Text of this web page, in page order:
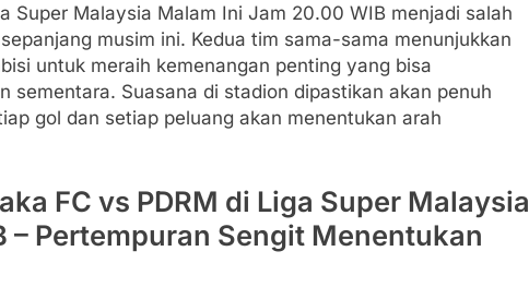
Super Malaysia Malam Ini Jam 20.00 WIB menjadi salah
musim ini. Kedua tim sama-sama menunjukkan
untuk meraih kemenangan penting yang bisa
sementara. Suasana di stadion dipastikan akan penuh
gol dan setiap peluang akan menentukan arah
FC vs PDRM di Liga Super Malaysia
– Pertempuran Sengit Menentukan